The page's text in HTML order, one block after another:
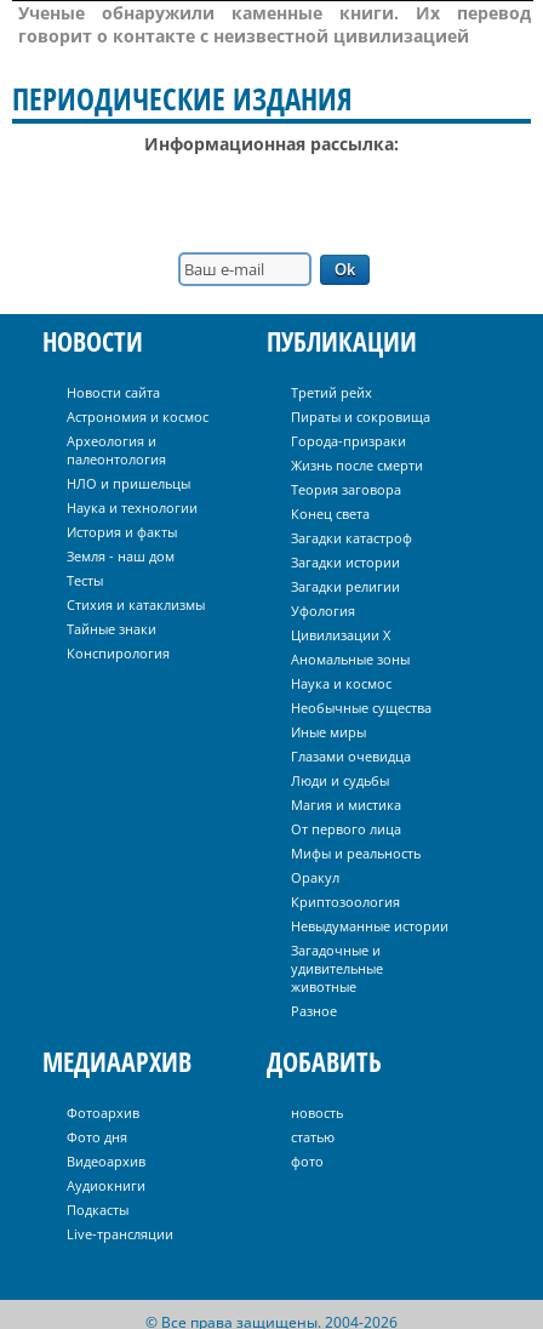
Ученые обнаружили каменные книги. Их перевод
говорит о контакте с неизвестной цивилизацией
ПЕРИОДИЧЕСКИЕ ИЗДАНИЯ
Информационная рассылка:
НОВОСТИ
Новости сайта
Астрономия и космос
Археология и
палеонтология
НЛО и пришельцы
Наука и технологии
История и факты
Земля - наш дом
Тесты
Стихия и катаклизмы
Тайные знаки
Конспирология
ПУБЛИКАЦИИ
Третий рейх
Пираты и сокровища
Города-призраки
Жизнь после смерти
Теория заговора
Конец света
Загадки катастроф
Загадки истории
Загадки религии
Уфология
Цивилизации Х
Аномальные зоны
Наука и космос
Необычные существа
Иные миры
Глазами очевидца
Люди и судьбы
Магия и мистика
От первого лица
Мифы и реальность
Оракул
Криптозоология
Невыдуманные истории
Загадочные и
удивительные
животные
Разное
МЕДИААРХИВ
Фотоархив
Фото дня
Видеоархив
Аудиокниги
Подкасты
Live-трансляции
ДОБАВИТЬ
новость
статью
фото
© Все права защищены. 2004-2026